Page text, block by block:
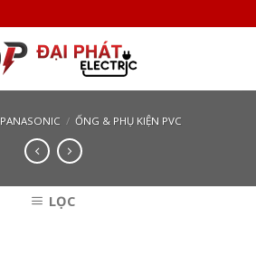
PANASONIC / ỐNG & PHỤ KIỆN PVC
LỌC